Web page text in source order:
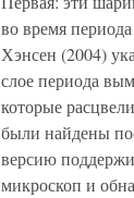
во время
Хэнсен (2004)
слое периода
которые
были найдены
версию
микроскоп и